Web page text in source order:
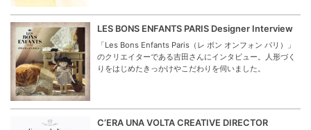
LES BONS ENFANTS PARIS Designer Interview
「Les Bons Enfants Paris（レ ボン オンフォン パリ）」
のクリエイターである吉田さんにインタビュー。人形づく
りをはじめたきっかけやこだわりを伺いました。
C’ERA UNA VOLTA CREATIVE DIRECTOR